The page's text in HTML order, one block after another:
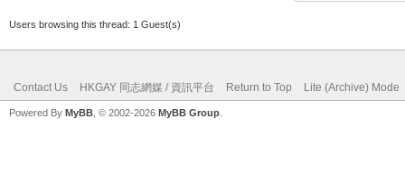
Users browsing this thread: 1 Guest(s)
Contact Us HKGAY 同志網媒 / 資訊平台 Return to Top Lite (Archive) Mode
Powered By MyBB , © 2002-2026 MyBB Group